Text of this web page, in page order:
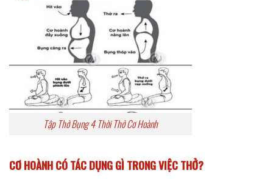
Tập Thở Bụng 4 Thời Thở Cơ Hoành
CƠ HOÀNH CÓ TÁC DỤNG GÌ TRONG VIỆC THỞ?